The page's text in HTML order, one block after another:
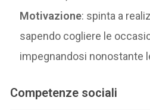
Motivazione: spinta a
sapendo cogliere le
impegnandosi nonostante
Competenze sociali